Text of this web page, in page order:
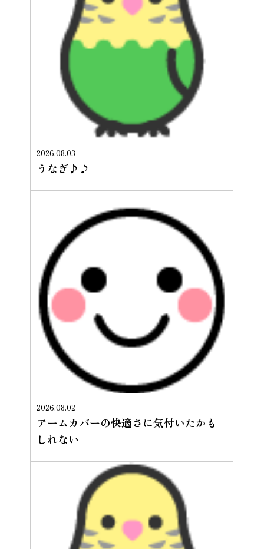
2026.08.03
うなぎ♪♪
2026.08.02
アームカバーの快適さに気付いたかも
しれない